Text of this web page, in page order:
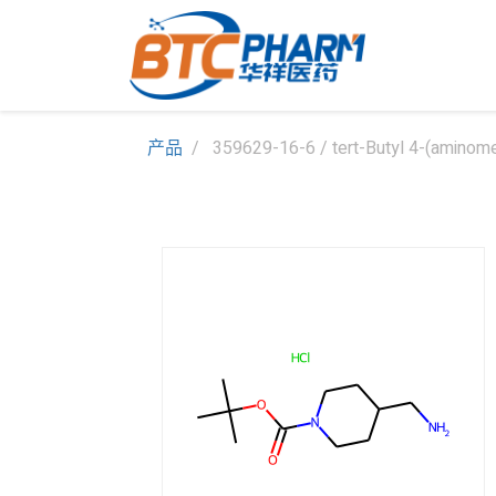
产品 359629-16-6 / tert-Butyl 4-